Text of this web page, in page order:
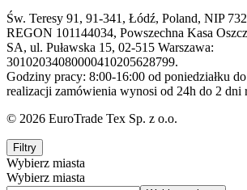
Św. Teresy 91, 91-341, Łódź, Poland, NIP
REGON 101144034, Powszechna Kasa
SA, ul. Puławska 15, 02-515 Warszawa:
30102034080000410205628799.
Godziny pracy: 8:00-16:00 od poniedziałku
realizacji zamówienia wynosi od 24h do 2 dni
© 2026 EuroTrade Tex Sp. z o.o.
Filtry
Wybierz miasta
Wybierz miasta